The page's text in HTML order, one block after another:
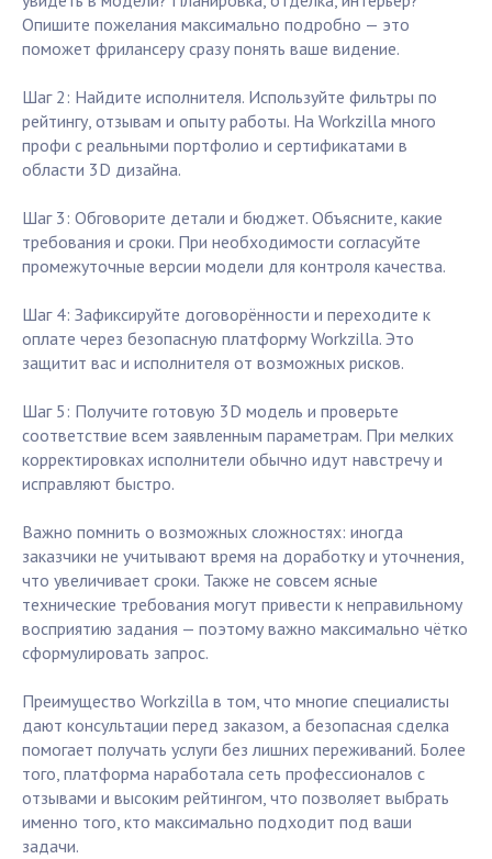
Опишите пожелания максимально подробно — это
поможет фрилансеру сразу понять ваше видение.
Шаг 2: Найдите исполнителя. Используйте фильтры по
рейтингу, отзывам и опыту работы. На Workzilla много
профи с реальными портфолио и сертификатами в
области 3D дизайна.
Шаг 3: Обговорите детали и бюджет. Объясните, какие
требования и сроки. При необходимости согласуйте
промежуточные версии модели для контроля качества.
Шаг 4: Зафиксируйте договорённости и переходите к
оплате через безопасную платформу Workzilla. Это
защитит вас и исполнителя от возможных рисков.
Шаг 5: Получите готовую 3D модель и проверьте
соответствие всем заявленным параметрам. При мелких
корректировках исполнители обычно идут навстречу и
исправляют быстро.
Важно помнить о возможных сложностях: иногда
заказчики не учитывают время на доработку и уточнения,
что увеличивает сроки. Также не совсем ясные
технические требования могут привести к неправильному
восприятию задания — поэтому важно максимально чётко
сформулировать запрос.
Преимущество Workzilla в том, что многие специалисты
дают консультации перед заказом, а безопасная сделка
помогает получать услуги без лишних переживаний. Более
того, платформа наработала сеть профессионалов с
отзывами и высоким рейтингом, что позволяет выбрать
именно того, кто максимально подходит под ваши
задачи.